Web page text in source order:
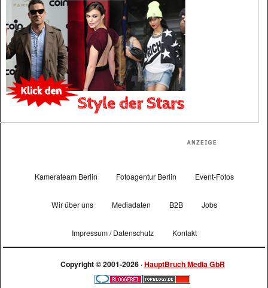
Kamerateam Berlin Fotoagentur Berlin Event-Fotos
Wir über uns Mediadaten B2B Jobs
Impressum / Datenschutz Kontakt
Copyright © 2001-2026 ·HauptBruch Media GbR